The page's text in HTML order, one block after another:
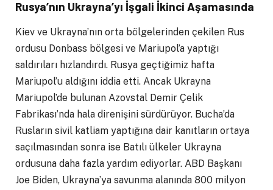
Rusya’nın Ukrayna’yı İşgali İkinci Aşamasında
Kiev ve Ukrayna’nın orta bölgelerinden çekilen Rus
ordusu Donbass bölgesi ve Mariupol’a yaptığı
saldırıları hızlandırdı. Rusya geçtiğimiz hafta
Mariupol’u aldığını iddia etti. Ancak Ukrayna
Mariupol’de bulunan Azovstal Demir Çelik
Fabrikası’nda hala direnişini sürdürüyor. Bucha’da
Rusların sivil katliam yaptığına dair kanıtların ortaya
saçılmasından sonra ise Batılı ülkeler Ukrayna
ordusuna daha fazla yardım ediyorlar. ABD Başkanı
Joe Biden, Ukrayna’ya savunma alanında 800 milyon